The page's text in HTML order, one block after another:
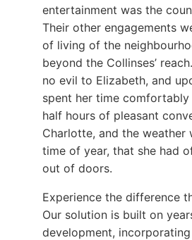
entertainment was the
Their other engagements
of living of the
beyond the Collinses’
no evil to Elizabeth, and
spent her time comfortably
half hours of pleasant
Charlotte, and the weather
time of year, that she had
out of doors.
Experience the difference
Our solution is built on
development,